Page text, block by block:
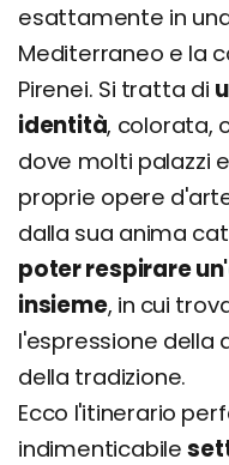
Nuovo Spotify
Barcellona
La Barceloneta
Quanto costa
esattamente in
Mediterraneo e la
Pirenei. Si tratta di
identità, colorata,
dove molti palazzi
proprie opere
dalla sua anima
poter respirare
insieme, in cui
l'espressione della
della tradizione.
Ecco l'itinerario
indimenticabile